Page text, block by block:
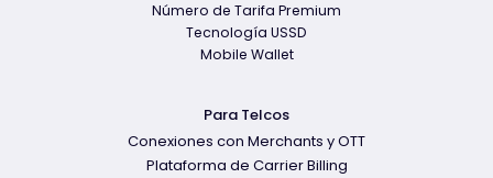
Número de Tarifa Premium
Tecnología USSD
Mobile Wallet
Para Telcos
Conexiones con Merchants y OTT
Plataforma de Carrier Billing